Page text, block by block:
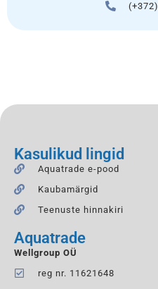
Kasulikud lingid
Aquatrade e-pood
Kaubamärgid
Teenuste hinnakiri
Aquatrade
Wellgroup OÜ
reg nr. 11621648